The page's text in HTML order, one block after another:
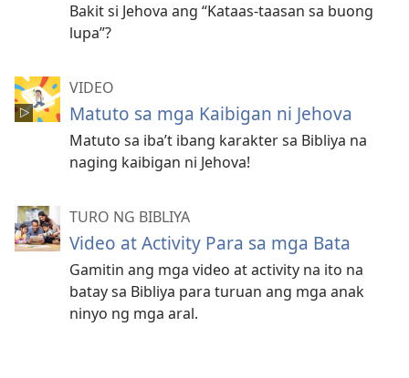
Bakit si Jehova ang “Kataas-taasan sa buong
lupa”?
VIDEO
Matuto sa mga Kaibigan ni Jehova
Matuto sa iba’t ibang karakter sa Bibliya na
naging kaibigan ni Jehova!
TURO NG BIBLIYA
Video at Activity Para sa mga Bata
Gamitin ang mga video at activity na ito na
batay sa Bibliya para turuan ang mga anak
ninyo ng mga aral.